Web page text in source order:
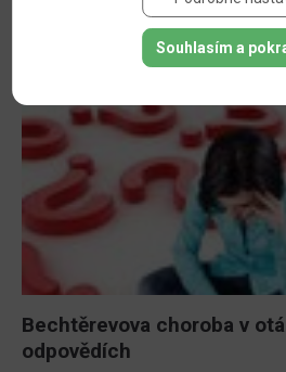
Revmatologického ústavu v
Bechtěrevova
Bechtěrevova choroba v
odpovědích
Souhlasím a